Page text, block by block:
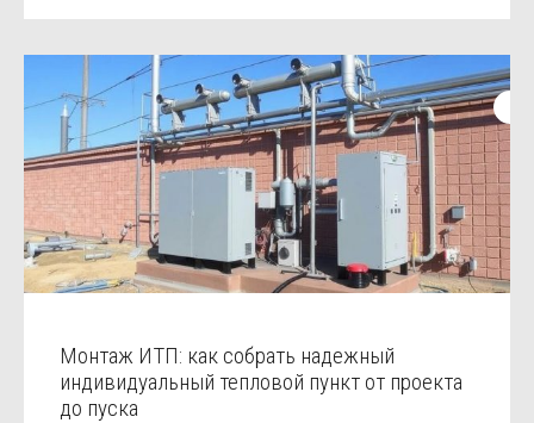
Монтаж ИТП: как собрать надежный
индивидуальный тепловой пункт от проекта
до пуска